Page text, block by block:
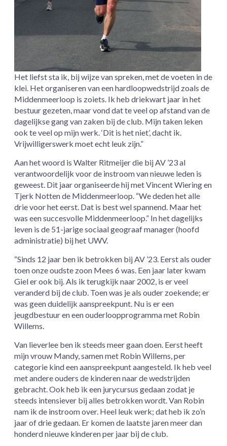
Het liefst sta ik, bij wijze van spreken, met de voeten in de
klei. Het organiseren van een hardloop­wedstrijd zoals de
Middenmeer­loop is zoiets. Ik heb driekwart jaar in het
bestuur gezeten, maar vond dat te veel op afstand van de
dagelijkse gang van zaken bij de club. Mijn taken leken
ook te veel op mijn werk. ‘Dit is het niet’, dacht ik.
Vrijwilligers­werk moet echt leuk zijn.”
Aan het woord is Walter Ritmeijer die bij AV ’23 al
verantwoordelijk voor de instroom van nieuwe leden is
geweest. Dit jaar organiseerde hij met Vincent Wiering en
Tjerk Notten de Middenmeerloop. “We deden het alle
drie voor het eerst. Dat is best wel spannend. Maar het
was een succesvolle Middenmeerloop.” In het dagelijks
leven is de 51-jarige sociaal geograaf manager (hoofd
administratie) bij het UWV.
“Sinds 12 jaar ben ik betrokken bij AV ’23. Eerst als ouder
toen onze oudste zoon Mees 6 was. Een jaar later kwam
Giel er ook bij. Als ik terugkijk naar 2002, is er veel
veranderd bij de club. Toen was je als ouder zoekende; er
was geen duidelijk aanspreekpunt. Nu is er een
jeugdbestuur en een ouderloopprogramma met Robin
Willems.
Van lieverlee ben ik steeds meer gaan doen. Eerst heeft
mijn vrouw Mandy, samen met Robin Willems, per
categorie kind een aanspreekpunt aangesteld. Ik heb veel
met andere ouders de kinderen naar de wedstrijden
gebracht. Ook heb ik een jurycursus gedaan zodat je
steeds intensiever bij alles betrokken wordt. Van Robin
nam ik de instroom over. Heel leuk werk; dat heb ik zo’n
jaar of drie gedaan. Er komen de laatste jaren meer dan
honderd nieuwe kinderen per jaar bij de club.